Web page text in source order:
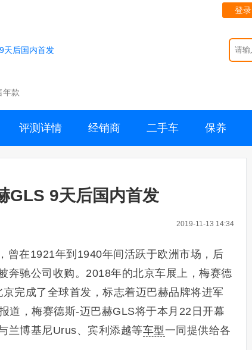
登录
天后国内首发
年款
评测详情 经销商 二手车 保养
GLS 9天后国内首发
2019-11-13 14:34
曾在1921年到1940年间活跃于欧洲市场，后
奔驰公司收购。2018年的北京车展上，梅赛德
完成了全球首发，标志着迈巴赫品牌将进军
道，梅赛德斯-迈巴赫GLS将于本月22日开幕
兰博基尼Urus、宾利添越等车型一同提供给各